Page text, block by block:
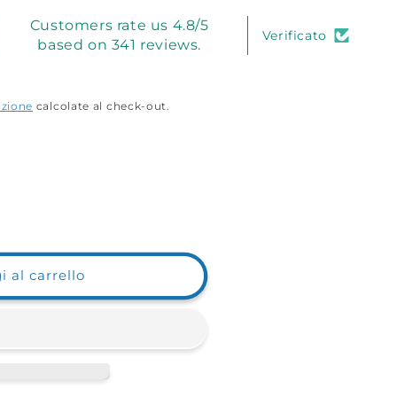
Customers rate us 4.8/5
based on 341 reviews.
Verificato
calcolate al check-out.
al carrello